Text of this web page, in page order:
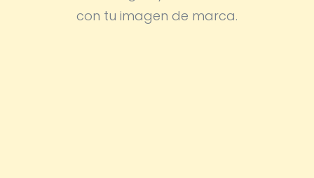
con tu imagen de marca.